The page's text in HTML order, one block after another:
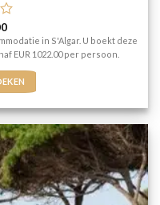
in S'Algar. U boekt deze
EUR 1022.00 per persoon.